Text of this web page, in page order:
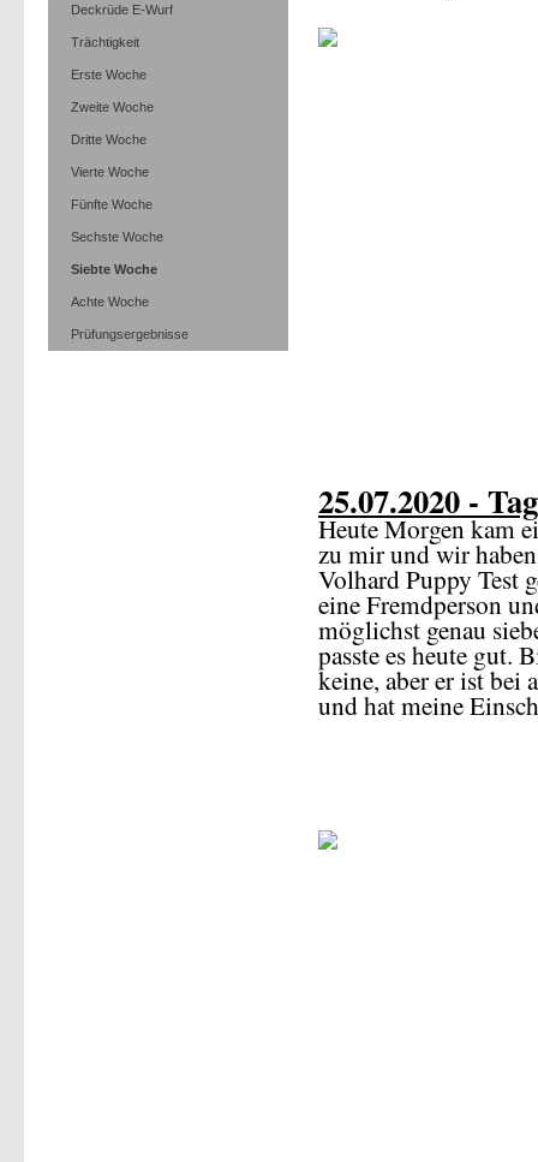
Deckrüde E-Wurf
Trächtigkeit
Erste Woche
Zweite Woche
Dritte Woche
Vierte Woche
Fünfte Woche
Sechste Woche
Siebte Woche
Achte Woche
Prüfungsergebnisse
25.07.2020 -
Heute Morgen kam
zu mir und wir
Volhard Puppy Test
eine Fremdperson
möglichst genau
passte es heute gut.
keine, aber er ist bei
und hat meine